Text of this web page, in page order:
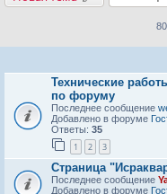
Технические
по форуму
Последнее сообщение
Добавлено в форуме
Ответы: 35
1 2 3
Страница
Последнее сообщение
Добавлено в форуме